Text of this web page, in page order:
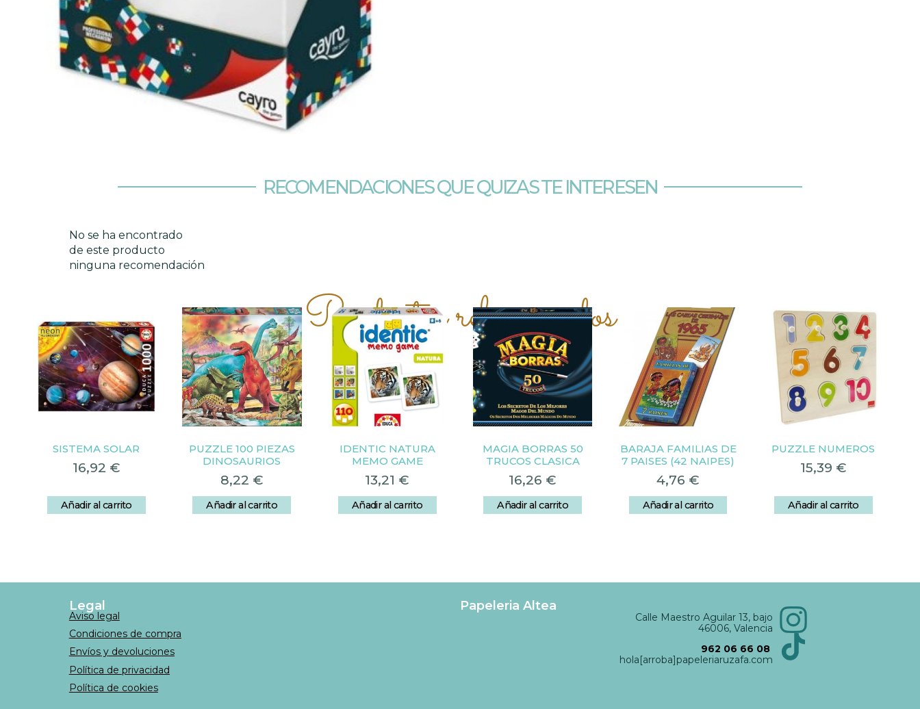
RECOMENDACIONES QUE QUIZAS TE INTERESEN
No se ha encontrado
de este producto
ninguna recomendación
Productos relacionados
SISTEMA SOLAR
16,92 €
Añadir al carrito
PUZZLE 100 PIEZAS
DINOSAURIOS
8,22 €
Añadir al carrito
IDENTIC NATURA
MEMO GAME
13,21 €
Añadir al carrito
MAGIA BORRAS 50
TRUCOS CLASICA
16,26 €
Añadir al carrito
BARAJA FAMILIAS DE
7 PAISES (42 NAIPES)
4,76 €
Añadir al carrito
PUZZLE NUMEROS
15,39 €
Añadir al carrito
Legal
Aviso legal
Condiciones de compra
Envíos y devoluciones
Política de privacidad
Política de cookies
Papeleria Altea
Calle Maestro Aguilar 13, bajo
46006, Valencia
962 06 66 08
hola[arroba]papeleriaruzafa.com